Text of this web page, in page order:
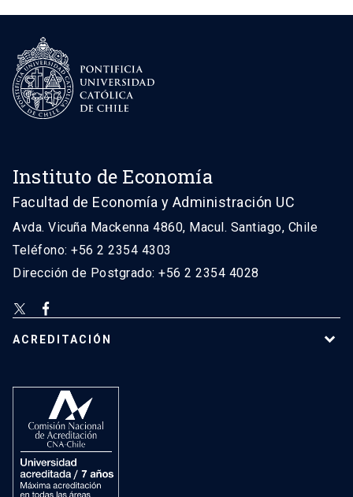
Instituto de Economía
Facultad de Economía y Administración UC
Avda. Vicuña Mackenna 4860, Macul. Santiago, Chile
Teléfono: +56 2 2354 4303
Dirección de Postgrado: +56 2 2354 4028
ACREDITACIÓN